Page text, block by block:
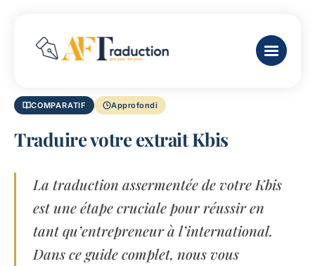
COMPARATIF Approfondi
Traduire votre extrait Kbis
La traduction assermentée de votre Kbis
est une étape cruciale pour réussir en
tant qu’entrepreneur à l’international.
Dans ce guide complet, nous vous